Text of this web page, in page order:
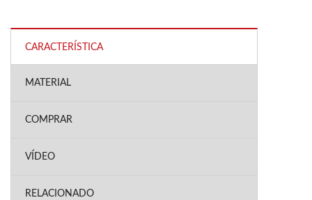
CARACTERÍSTICA
MATERIAL
COMPRAR
VÍDEO
RELACIONADO